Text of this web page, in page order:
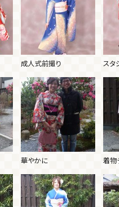
成人式前撮り スタ
華やかに 着物